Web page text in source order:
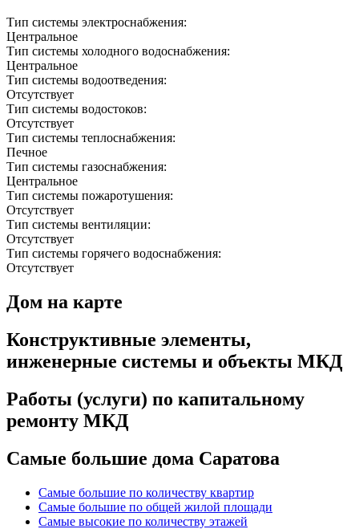
Тип системы электроснабжения:
Центральное
Тип системы холодного водоснабжения:
Центральное
Тип системы водоотведения:
Отсутствует
Тип системы водостоков:
Отсутствует
Тип системы теплоснабжения:
Печное
Тип системы газоснабжения:
Центральное
Тип системы пожаротушения:
Отсутствует
Тип системы вентиляции:
Отсутствует
Тип системы горячего водоснабжения:
Отсутствует
Дом на карте
Конструктивные элементы,
инженерные системы и объекты МКД
Работы (услуги) по капитальному
ремонту МКД
Самые большие дома Саратова
Самые большие по количеству квартир
Самые большие по общей жилой площади
Самые высокие по количеству этажей